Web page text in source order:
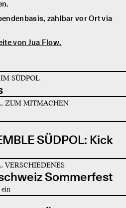
zahlbar vor Ort via
von Jua Flow.
SÜDPOL
ZUM MITMACHEN
SÜDPOL: Kick
VERSCHIEDENES
Sommerfest